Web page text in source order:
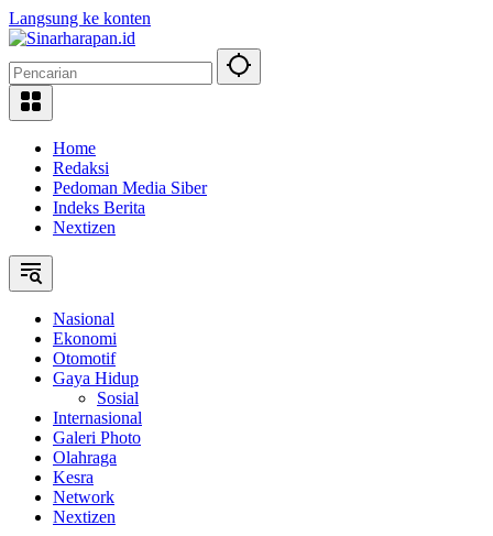
Langsung ke konten
Home
Redaksi
Pedoman Media Siber
Indeks Berita
Nextizen
Nasional
Ekonomi
Otomotif
Gaya Hidup
Sosial
Internasional
Galeri Photo
Olahraga
Kesra
Network
Nextizen